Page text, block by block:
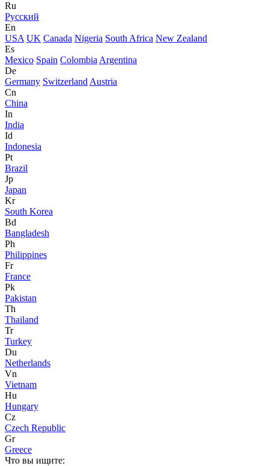
Ru
Русский
En
USA UK Canada Nigeria South Africa New Zealand
Es
Mexico Spain Colombia Argentina
De
Germany Switzerland Austria
Cn
China
In
India
Id
Indonesia
Pt
Brazil
Jp
Japan
Kr
South Korea
Bd
Bangladesh
Ph
Philippines
Fr
France
Pk
Pakistan
Th
Thailand
Tr
Turkey
Du
Netherlands
Vn
Vietnam
Hu
Hungary
Cz
Czech Republic
Gr
Greece
Что вы ищите: